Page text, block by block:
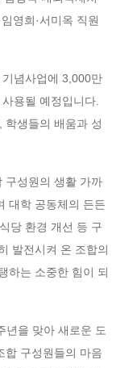
영희·서미옥 직원
념사업에 3,000만
용될 예정입니다.
학생들의 배움과 성
구성원의 생활 가까
대학 공동체의 든든
당 환경 개선 등 구
발전시켜 온 조합의
하는 소중한 힘이 되
년을 맞아 새로운 도
합 구성원들의 마음